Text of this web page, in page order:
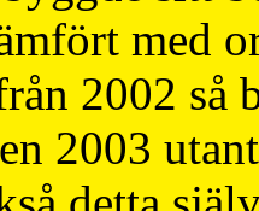
med
2002 så
2003